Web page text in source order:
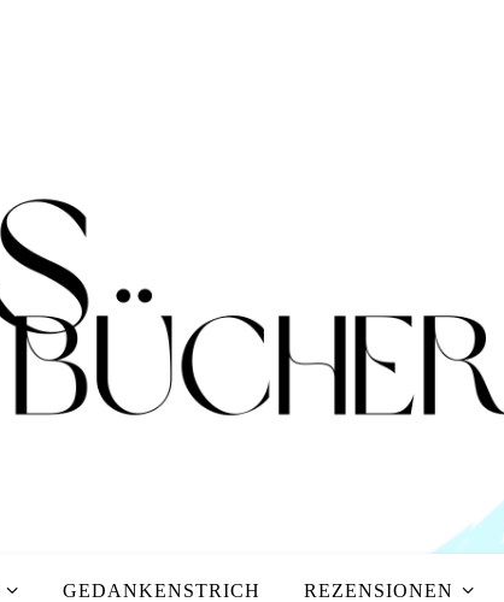
GEDANKENSTRICH REZENSIONEN